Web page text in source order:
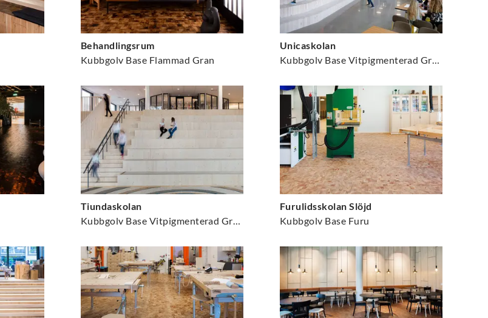
Behandlingsrum
Kubbgolv Base Flammad Gran
Unicaskolan
Kubbgolv Base Vitpigmenterad Gran
Tiundaskolan
Kubbgolv Base Vitpigmenterad Gran
Furulidsskolan Slöjd
Kubbgolv Base Furu